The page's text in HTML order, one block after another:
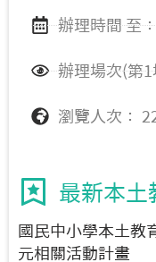
辦理時間 至
辦理場次(第
瀏覽人次：
最新本土
國民中小學本土教
元相關活動計畫